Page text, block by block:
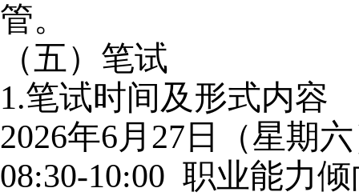
管。
（五）笔试
1.笔试时间及形式内容
2026年6月27日（星期
08:30-10:00 职业能力